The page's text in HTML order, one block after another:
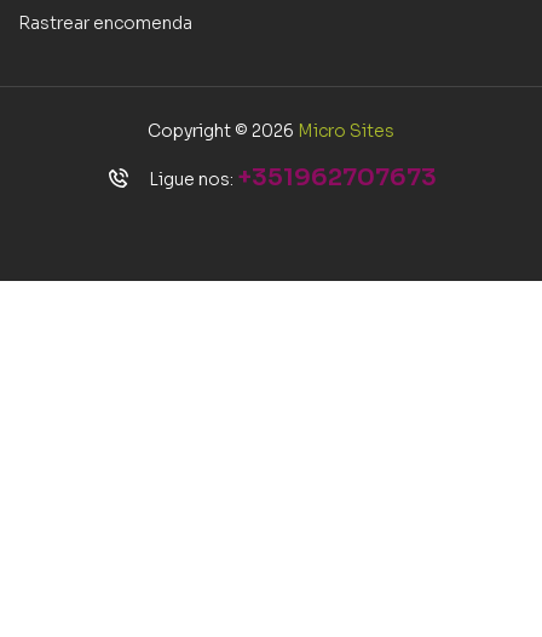
Rastrear encomenda
Copyright © 2026 Micro Sites
Ligue nos: +351962707673